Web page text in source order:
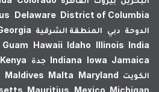
Delaware District of Columbia
الدوحة دبي المنطقة الشرقية
Guam Hawaii Idaho Illinois India
Indiana Iowa Jamaica جدة Kenya
الكويت
Maldives Malta Maryland